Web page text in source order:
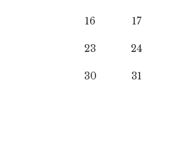
16 17
23 24
30 31